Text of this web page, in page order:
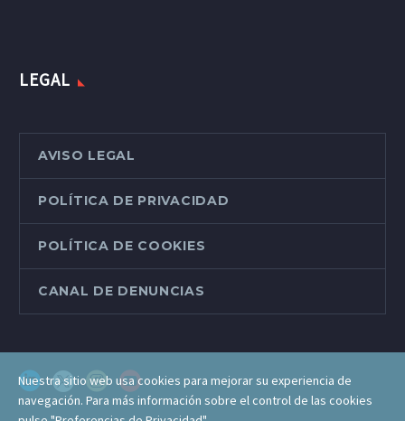
LEGAL
AVISO LEGAL
POLÍTICA DE PRIVACIDAD
POLÍTICA DE COOKIES
CANAL DE DENUNCIAS
Nuestra sitio web usa cookies para mejorar su experiencia de
navegación. Para más información sobre el control de las cookies